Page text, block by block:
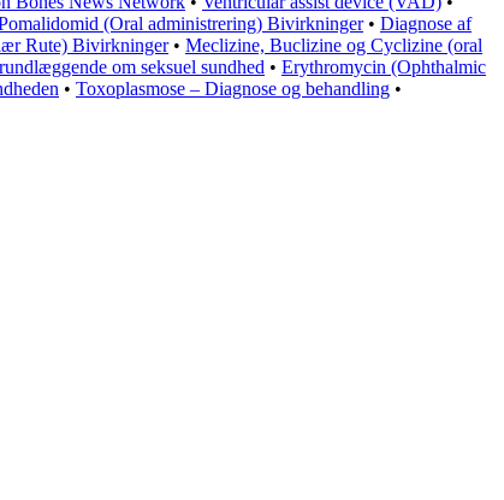
(Oral administrering) Bivirkninger• Diagnose af
Rute) Bivirkninger• Meclizine, Buclizine og Cyclizine (oral
om seksuel sundhed • Erythromycin (Ophthalmic
• Toxoplasmose – Diagnose og behandling •